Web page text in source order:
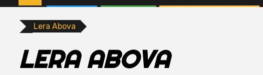
Lera Abova
LERA ABOVA